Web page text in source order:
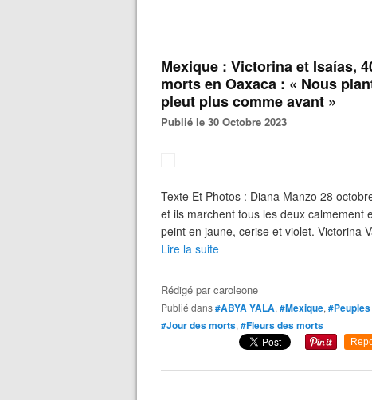
Mexique : Victorina et Isaías,
morts en Oaxaca : « Nous
pleut plus comme avant »
Publié le 30 Octobre 2023
Texte Et Photos : Diana Manzo 28
et ils marchent tous les deux calmement
peint en jaune, cerise et violet. Victorina
Lire la suite
Rédigé parcaroleone
Publié dans#ABYA YALA, #Mexique,
#Jour des morts, #Fleurs des morts